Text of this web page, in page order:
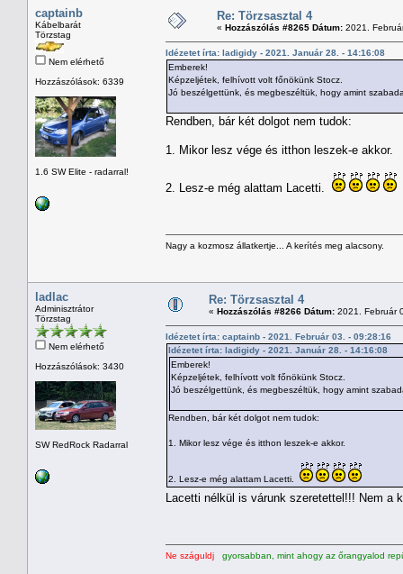
captainb
Kábelbarát
Törzstag
Nem elérhető
Hozzászólások: 6339
1.6 SW Elite - radarral!
Re: Törzsasztal 4
« Hozzászólás #8265 Dátum: 2021.
Idézetet írta: ladigidy - 2021. Január 28. - 14:16:08
Emberek!
Képzeljétek, felhívott volt főnökünk Stocz.
Jó beszélgettünk, és megbeszéltük, hogy amint
Rendben, bár két dolgot nem tudok:
1. Mikor lesz vége és itthon leszek-e akkor.
2. Lesz-e még alattam Lacetti.
Nagy a kozmosz állatkertje... A kerítés meg alacsony.
ladlac
Adminisztrátor
Törzstag
Nem elérhető
Hozzászólások: 3430
SW RedRock Radarral
Re: Törzsasztal 4
« Hozzászólás #8266 Dátum: 2021. Február
Idézetet írta: captainb - 2021. Február 03. - 09:28:16
Idézetet írta: ladigidy - 2021. Január 28. - 14:16:08
Emberek!
Képzeljétek, felhívott volt főnökünk Stocz.
Jó beszélgettünk, és megbeszéltük, hogy amint
Rendben, bár két dolgot nem tudok:
1. Mikor lesz vége és itthon leszek-e akkor.
2. Lesz-e még alattam Lacetti.
Lacetti nélkül is várunk szeretettel!!! Nem
Ne száguldj gyorsabban, mint ahogy az őrangyalod